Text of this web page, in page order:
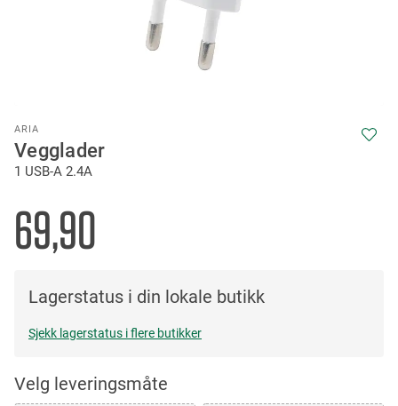
ARIA
Vegglader
1 USB-A 2.4A
69,90
Lagerstatus i din lokale butikk
Sjekk lagerstatus i flere butikker
Velg leveringsmåte
to
the
beginning
the
images
gallery